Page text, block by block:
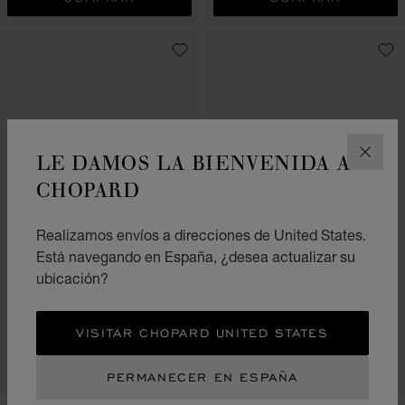
LE DAMOS LA BIENVENIDA A
CHOPARD
Realizamos envíos a direcciones de United States.
Está navegando en España, ¿desea actualizar su
ubicación?
VISITAR CHOPARD UNITED STATES
PERMANECER EN ESPAÑA
IR A LA DIAPOSITIVA 1
IR A LA DIAPOSITIVA 2
IR A LA DIAPOSITIVA 3
ICE CUBE
IR A LAIR A LA
IR A LA
€ 3,100
COMPRAR